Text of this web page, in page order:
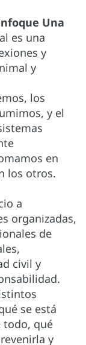
Una
es una
y
y
los
y el
en
los otros.
a
organizadas,
de
civil y
se está
todo, qué
y